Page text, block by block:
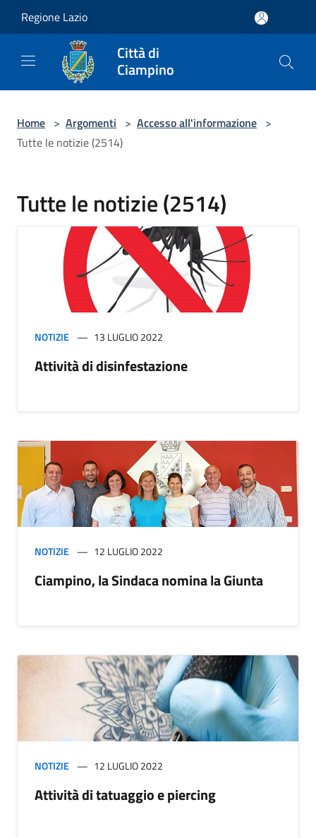
Regione Lazio
Città di
Ciampino
Home > Argomenti > Accesso all'informazione >
Tutte le notizie (2514)
Tutte le notizie (2514)
NOTIZIE 13 LUGLIO 2022
Attività di disinfestazione
NOTIZIE 12 LUGLIO 2022
Ciampino, la Sindaca nomina la Giunta
NOTIZIE 12 LUGLIO 2022
Attività di tatuaggio e piercing